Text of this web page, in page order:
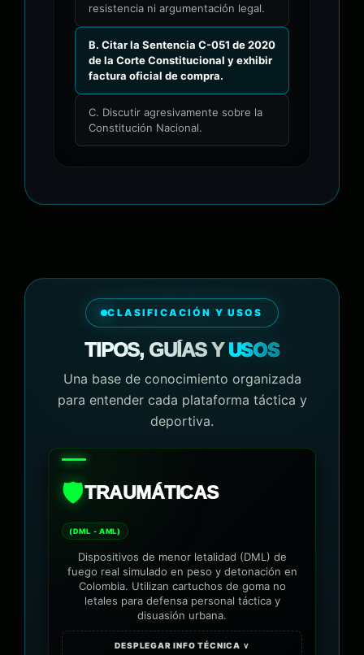
resistencia ni argumentación legal.
B. Citar la Sentencia C-051 de 2020
de la Corte Constitucional y exhibir
factura oficial de compra.
C. Discutir agresivamente sobre la
Constitución Nacional.
CLASIFICACIÓN Y USOS
TIPOS, GUÍAS YUSOS
Una base de conocimiento organizada
para entender cada plataforma táctica y
deportiva.
🛡️TRAUMÁTICAS
(DML - AML)
Dispositivos de menor letalidad (DML) de
fuego real simulado en peso y detonación en
Colombia. Utilizan cartuchos de goma no
letales para defensa personal táctica y
disuasión urbana.
DESPLEGAR INFO TÉCNICA ∨